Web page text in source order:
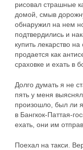
рисовал страшные
домой, смыв
обнаружил на нем
подтвердились и
купить лекарство
продается как
сраховке и ехать в
Долго думать я не
пять у меня
произошло, был ли
в Бангкок-Паттая-
ехать, они им
Поехал на такси.